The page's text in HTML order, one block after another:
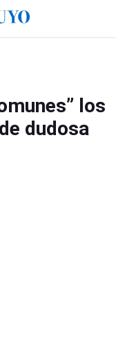
los
dudosa